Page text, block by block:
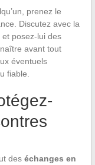
prenez le
Discutez avec la
posez-lui des
avant tout
éventuels
fiable.
des échanges en